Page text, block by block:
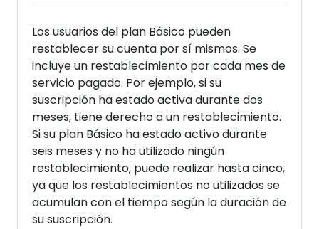
Los usuarios del plan Básico pueden
restablecer su cuenta por sí mismos. Se
incluye un restablecimiento por cada mes de
servicio pagado. Por ejemplo, si su
suscripción ha estado activa durante dos
meses, tiene derecho a un restablecimiento.
Si su plan Básico ha estado activo durante
seis meses y no ha utilizado ningún
restablecimiento, puede realizar hasta cinco,
ya que los restablecimientos no utilizados se
acumulan con el tiempo según la duración de
su suscripción.